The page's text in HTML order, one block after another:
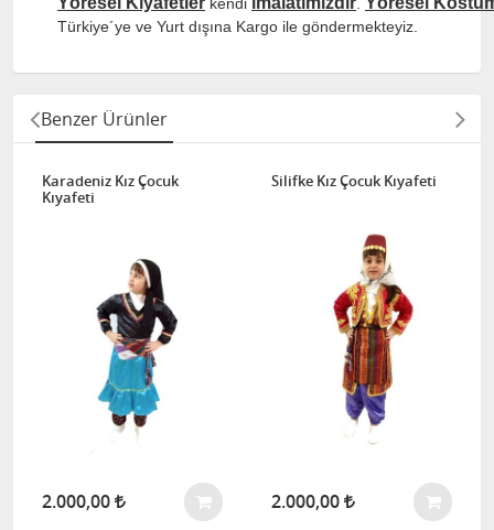
Türkiye´ye ve Yurt dışına Kargo ile göndermekteyiz.
Benzer Ürünler
Karadeniz Kız Çocuk
Kıyafeti
2.000,00
Silifke Kız Çocuk Kıyafeti
2.000,00